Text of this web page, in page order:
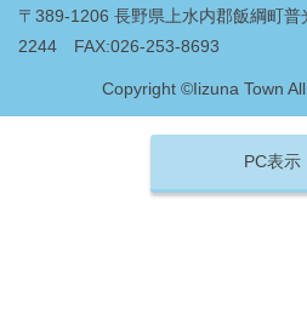
〒389-1206 長野県上水内郡飯綱町
2244 FAX:026-253-8693
Copyright ©Iizuna Town
PC表示